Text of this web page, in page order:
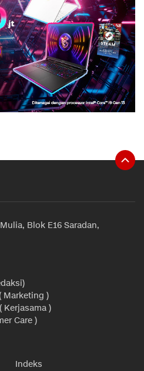
Blok E16 Saradan,
Marketing )
Kerjasama )
Care )
Indeks